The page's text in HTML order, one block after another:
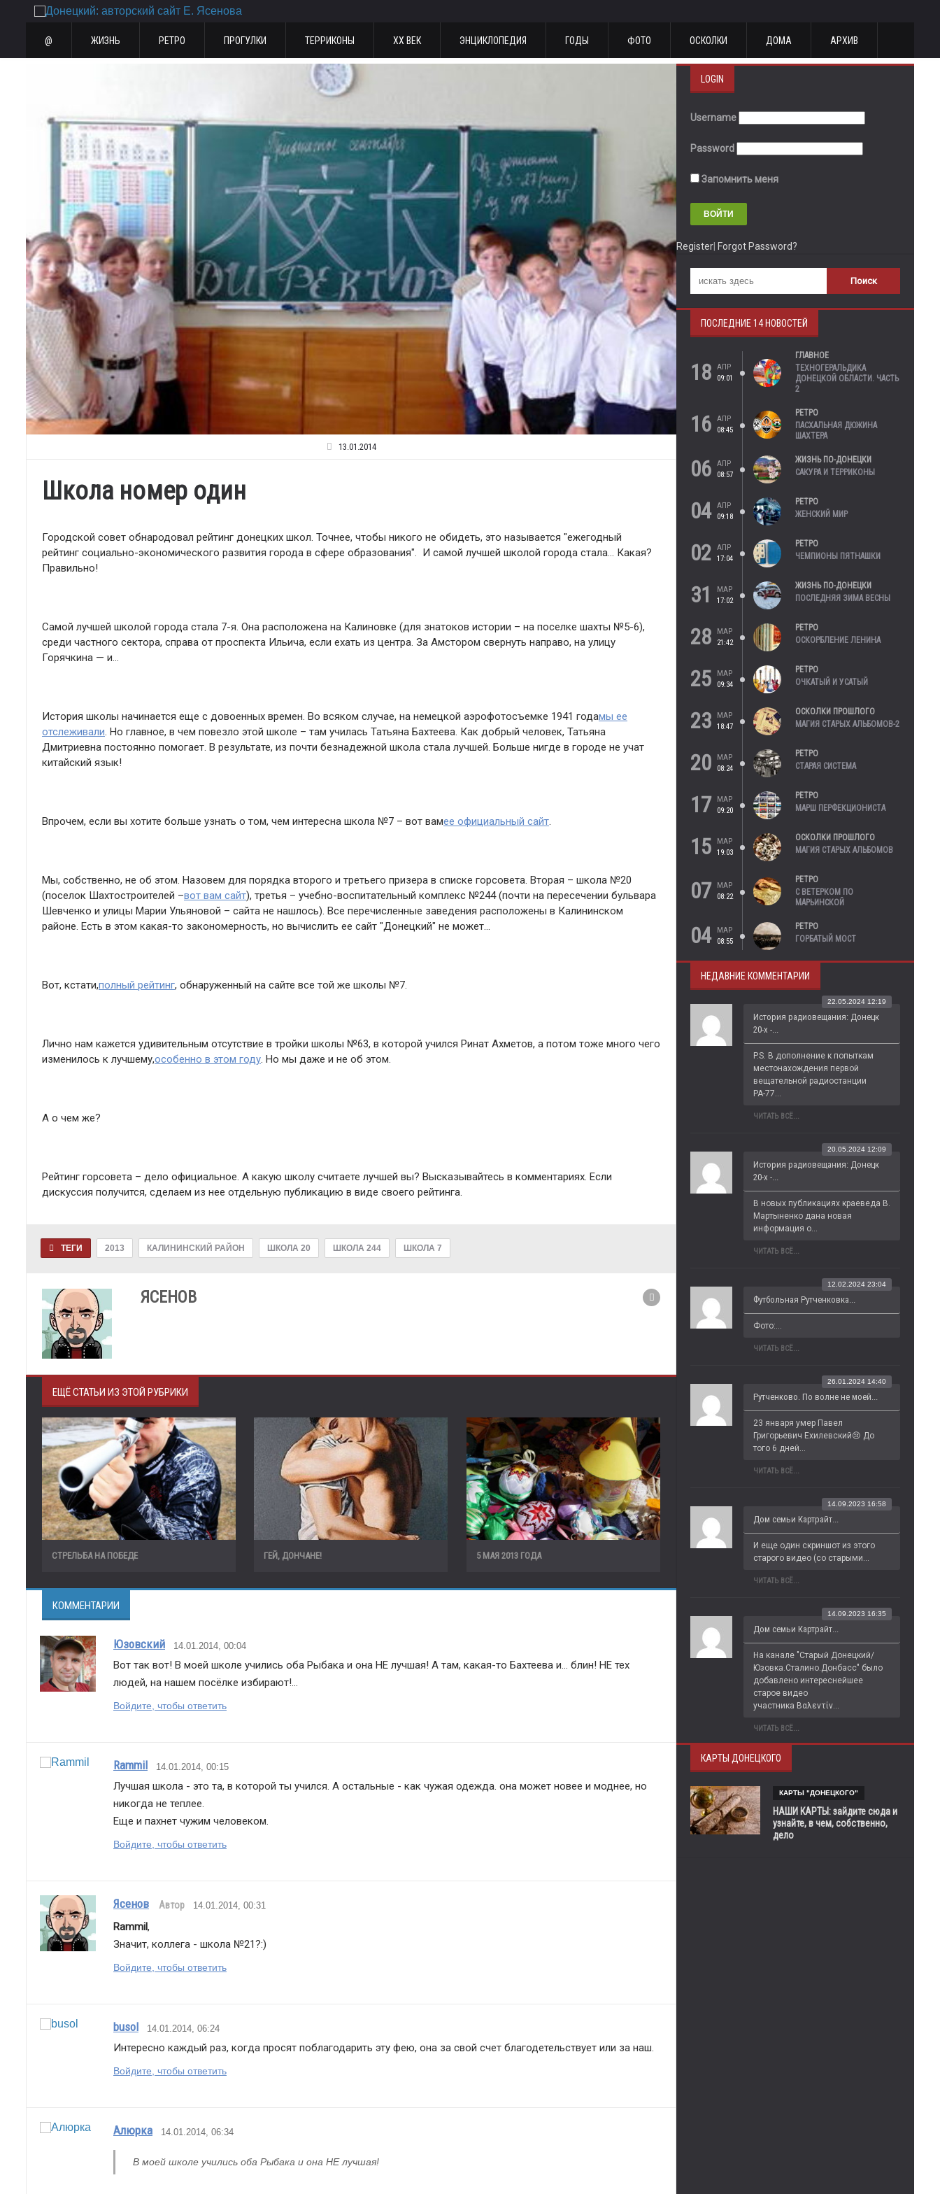
@ ЖИЗНЬ РЕТРО ПРОГУЛКИ ТЕРРИКОНЫ ХХ ВЕК ЭНЦИКЛОПЕДИЯ ГОДЫ ФОТО ОСКОЛКИ ДОМА АРХИВ
13.01.2014
Школа номер один
Городской совет обнародовал рейтинг донецких школ. Точнее, чтобы никого не обидеть, это называется "ежегодный
рейтинг социально-экономического развития города в сфере образования". И самой лучшей школой города стала… Какая?
Правильно!
Самой лучшей школой города стала 7-я. Она расположена на Калиновке (для знатоков истории – на поселке шахты №5-6),
среди частного сектора, справа от проспекта Ильича, если ехать из центра. За Амстором свернуть направо, на улицу
Горячкина — и…
История школы начинается еще с довоенных времен. Во всяком случае, на немецкой аэрофотосъемке 1941 годамы ее
отслеживали. Но главное, в чем повезло этой школе – там училась Татьяна Бахтеева. Как добрый человек, Татьяна
Дмитриевна постоянно помогает. В результате, из почти безнадежной школа стала лучшей. Больше нигде в городе не учат
китайский язык!
Впрочем, если вы хотите больше узнать о том, чем интересна школа №7 – вот вамее официальный сайт.
Мы, собственно, не об этом. Назовем для порядка второго и третьего призера в списке горсовета. Вторая – школа №20
(поселок Шахтостроителей –вот вам сайт), третья – учебно-воспитательный комплекс №244 (почти на пересечении бульвара
Шевченко и улицы Марии Ульяновой – сайта не нашлось). Все перечисленные заведения расположены в Калининском
районе. Есть в этом какая-то закономерность, но вычислить ее сайт "Донецкий" не может…
Вот, кстати,полный рейтинг, обнаруженный на сайте все той же школы №7.
Лично нам кажется удивительным отсутствие в тройки школы №63, в которой учился Ринат Ахметов, а потом тоже много чего
изменилось к лучшему,особенно в этом году. Но мы даже и не об этом.
А о чем же?
Рейтинг горсовета – дело официальное. А какую школу считаете лучшей вы? Высказывайтесь в комментариях. Если
дискуссия получится, сделаем из нее отдельную публикацию в виде своего рейтинга.
ТЕГИ 2013 КАЛИНИНСКИЙ РАЙОН ШКОЛА 20 ШКОЛА 244 ШКОЛА 7
ЯСЕНОВ
ЕЩЁ СТАТЬИ ИЗ ЭТОЙ РУБРИКИ
СТРЕЛЬБА НА ПОБЕДЕ ГЕЙ, ДОНЧАНЕ! 5 МАЯ 2013 ГОДА
КОММЕНТАРИИ
Юзовский 14.01.2014, 00:04
Вот так вот! В моей школе учились оба Рыбака и она НЕ лучшая! А там, какая-то Бахтеева и... блин! НЕ тех
людей, на нашем посёлке избирают!...
Войдите, чтобы ответить
Rammil 14.01.2014, 00:15
Лучшая школа - это та, в которой ты учился. А остальные - как чужая одежда. она может новее и моднее, но
никогда не теплее.
Еще и пахнет чужим человеком.
Войдите, чтобы ответить
Ясенов Автор 14.01.2014, 00:31
Rammil,
Значит, коллега - школа №21?:)
Войдите, чтобы ответить
busol 14.01.2014, 06:24
Интересно каждый раз, когда просят поблагодарить эту фею, она за свой счет благодетельствует или за наш.
Войдите, чтобы ответить
Алюрка 14.01.2014, 06:34
В моей школе учились оба Рыбака и она НЕ лучшая!
LOGIN
Username
Password
Запомнить меня
Register Forgot Password?
ПОСЛЕДНИЕ 14 НОВОСТЕЙ
18
АПР
09:01
ГЛАВНОЕ
ТЕХНОГЕРАЛЬДИКА
ДОНЕЦКОЙ ОБЛАСТИ. ЧАСТЬ
2
16
АПР
08:45
РЕТРО
ПАСХАЛЬНАЯ ДЮЖИНА
ШАХТЕРА
06
АПР
08:57
ЖИЗНЬ ПО-ДОНЕЦКИ
САКУРА И ТЕРРИКОНЫ
04
АПР
09:18
РЕТРО
ЖЕНСКИЙ МИР
02
АПР
17:04
РЕТРО
ЧЕМПИОНЫ ПЯТНАШКИ
31
МАР
17:02
ЖИЗНЬ ПО-ДОНЕЦКИ
ПОСЛЕДНЯЯ ЗИМА ВЕСНЫ
28
МАР
21:42
РЕТРО
ОСКОРБЛЕНИЕ ЛЕНИНА
25
МАР
09:34
РЕТРО
ОЧКАТЫЙ И УСАТЫЙ
23
МАР
18:47
ОСКОЛКИ ПРОШЛОГО
МАГИЯ СТАРЫХ АЛЬБОМОВ-2
20
МАР
08:24
РЕТРО
СТАРАЯ СИСТЕМА
17
МАР
09:20
РЕТРО
МАРШ ПЕРФЕКЦИОНИСТА
15
МАР
19:03
ОСКОЛКИ ПРОШЛОГО
МАГИЯ СТАРЫХ АЛЬБОМОВ
07
МАР
08:22
РЕТРО
С ВЕТЕРКОМ ПО
МАРЬИНСКОЙ
04
МАР
08:55
РЕТРО
ГОРБАТЫЙ МОСТ
НЕДАВНИЕ КОММЕНТАРИИ
История радиовещания: Донецк
20-х -...
22.05.2024 12:19
P.S. В дополнение к попыткам
местонахождения первой
вещательной радиостанции
РА-77...
ЧИТАТЬ ВСЁ...
История радиовещания: Донецк
20-х -...
20.05.2024 12:09
В новых публикациях краеведа В.
Мартыненко дана новая
информация о...
ЧИТАТЬ ВСЁ...
Футбольная Рутченковка...
12.02.2024 23:04
Фото:...
ЧИТАТЬ ВСЁ...
Рутченково. По волне не моей...
26.01.2024 14:40
23 января умер Павел
Григорьевич Ехилевский😢 До
того 6 дней...
ЧИТАТЬ ВСЁ...
Дом семьи Картрайт...
14.09.2023 16:58
И еще один скриншот из этого
старого видео (со старыми...
ЧИТАТЬ ВСЁ...
Дом семьи Картрайт...
14.09.2023 16:35
На канале "Старый Донецкий/
Юзовка.Сталино.Донбасс" было
добавлено интереснейшее
старое видео
участника Βαλεντίν...
ЧИТАТЬ ВСЁ...
КАРТЫ ДОНЕЦКОГО
КАРТЫ "ДОНЕЦКОГО"
НАШИ КАРТЫ: зайдите сюда и
узнайте, в чем, собственно,
дело